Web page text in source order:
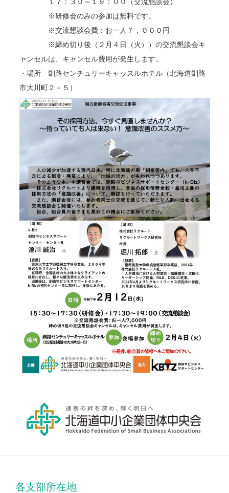
※研修会のみの参加は無料です。
※交流懇談会費：お一人７，０００円
※締め切り後（２月４日（火））の交流懇談会キ
ャンセルは、キャンセル費用が発生します。
・場所 釧路センチュリーキャッスルホテル（北海道釧路
市大川町２－５）
各支部所在地